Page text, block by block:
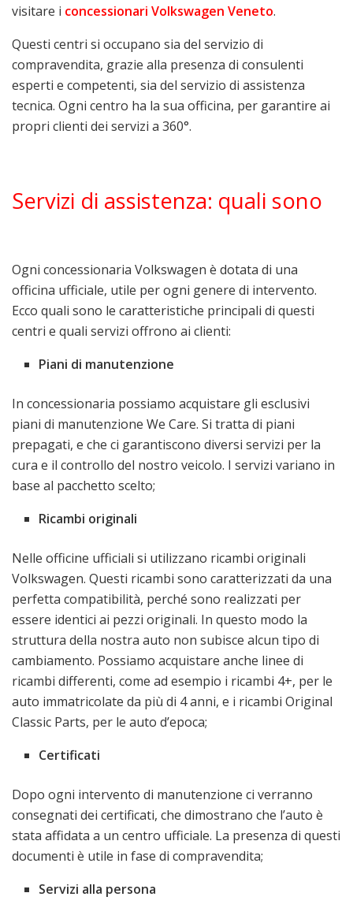
visitare i concessionari Volkswagen Veneto.
Questi centri si occupano sia del servizio di
compravendita, grazie alla presenza di consulenti
esperti e competenti, sia del servizio di assistenza
tecnica. Ogni centro ha la sua officina, per garantire ai
propri clienti dei servizi a 360°.
Servizi di assistenza: quali sono
Ogni concessionaria Volkswagen è dotata di una
officina ufficiale, utile per ogni genere di intervento.
Ecco quali sono le caratteristiche principali di questi
centri e quali servizi offrono ai clienti:
Piani di manutenzione
In concessionaria possiamo acquistare gli esclusivi
piani di manutenzione We Care. Si tratta di piani
prepagati, e che ci garantiscono diversi servizi per la
cura e il controllo del nostro veicolo. I servizi variano in
base al pacchetto scelto;
Ricambi originali
Nelle officine ufficiali si utilizzano ricambi originali
Volkswagen. Questi ricambi sono caratterizzati da una
perfetta compatibilità, perché sono realizzati per
essere identici ai pezzi originali. In questo modo la
struttura della nostra auto non subisce alcun tipo di
cambiamento. Possiamo acquistare anche linee di
ricambi differenti, come ad esempio i ricambi 4+, per le
auto immatricolate da più di 4 anni, e i ricambi Original
Classic Parts, per le auto d’epoca;
Certificati
Dopo ogni intervento di manutenzione ci verranno
consegnati dei certificati, che dimostrano che l’auto è
stata affidata a un centro ufficiale. La presenza di questi
documenti è utile in fase di compravendita;
Servizi alla persona